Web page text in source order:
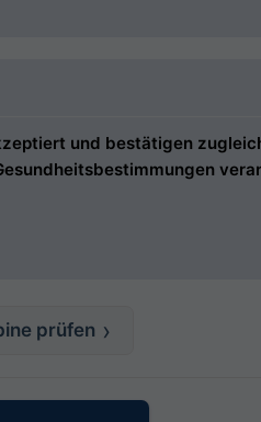
und bestätigen
prüfen